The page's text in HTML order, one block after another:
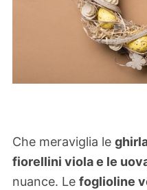
Che meraviglia le
fiorellini viola e le
nuance. Le foglioline